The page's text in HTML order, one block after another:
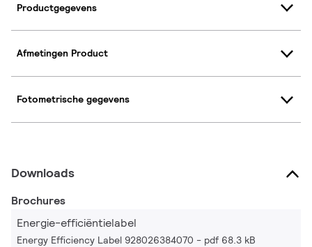
Productgegevens
Afmetingen Product
Fotometrische gegevens
Downloads
Brochures
Energie-efficiëntielabel
Energy Efficiency Label 928026384070 pdf 68.3 kB